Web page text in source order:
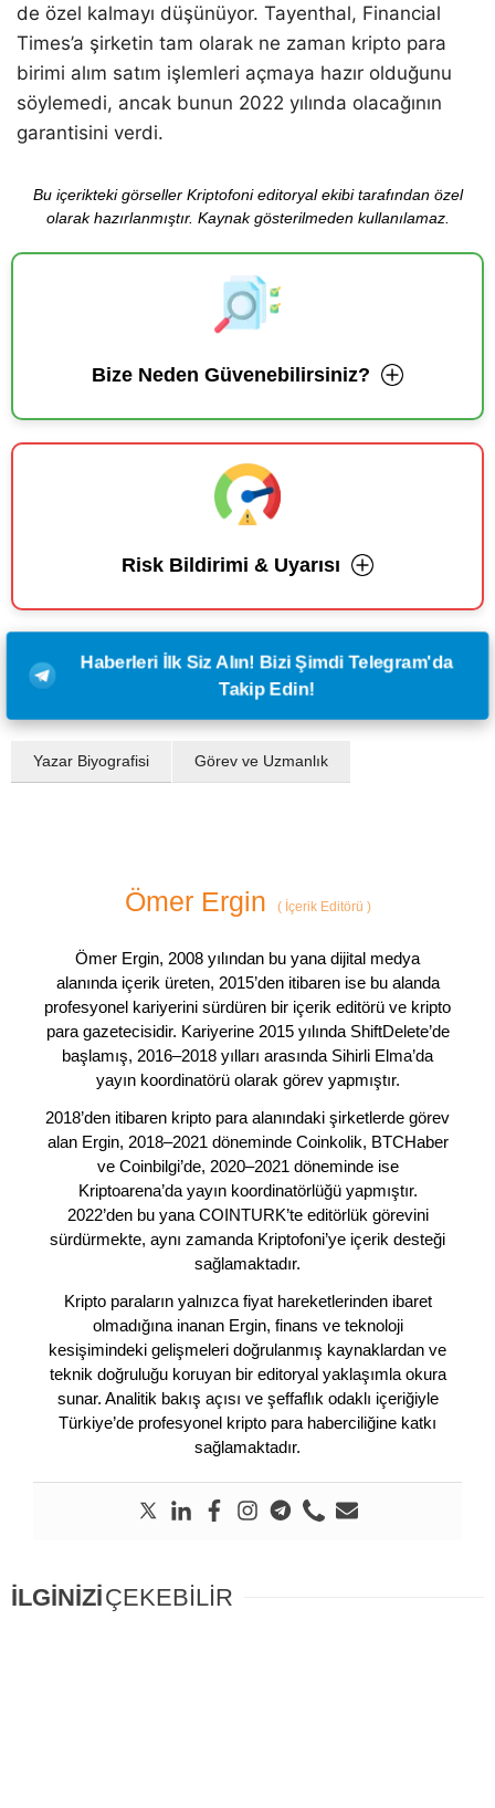
de özel kalmayı düşünüyor. Tayenthal, Financial
Times’a şirketin tam olarak ne zaman kripto para
birimi alım satım işlemleri açmaya hazır olduğunu
söylemedi, ancak bunun 2022 yılında olacağının
garantisini verdi.
Bu içerikteki görseller Kriptofoni editoryal ekibi tarafından özel
olarak hazırlanmıştır. Kaynak gösterilmeden kullanılamaz.
Bize Neden Güvenebilirsiniz?
Risk Bildirimi & Uyarısı
Haberleri İlk Siz Alın! Bizi Şimdi Telegram'da
Takip Edin!
Yazar Biyografisi Görev ve Uzmanlık
Ömer Ergin (İçerik Editörü )
Ömer Ergin, 2008 yılından bu yana dijital medya
alanında içerik üreten, 2015’den itibaren ise bu alanda
profesyonel kariyerini sürdüren bir içerik editörü ve kripto
para gazetecisidir. Kariyerine 2015 yılında ShiftDelete’de
başlamış, 2016–2018 yılları arasında Sihirli Elma’da
yayın koordinatörü olarak görev yapmıştır.
2018’den itibaren kripto para alanındaki şirketlerde görev
alan Ergin, 2018–2021 döneminde Coinkolik, BTCHaber
ve Coinbilgi’de, 2020–2021 döneminde ise
Kriptoarena’da yayın koordinatörlüğü yapmıştır.
2022’den bu yana COINTURK’te editörlük görevini
sürdürmekte, aynı zamanda Kriptofoni’ye içerik desteği
sağlamaktadır.
Kripto paraların yalnızca fiyat hareketlerinden ibaret
olmadığına inanan Ergin, finans ve teknoloji
kesişimindeki gelişmeleri doğrulanmış kaynaklardan ve
teknik doğruluğu koruyan bir editoryal yaklaşımla okura
sunar. Analitik bakış açısı ve şeffaflık odaklı içeriğiyle
Türkiye’de profesyonel kripto para haberciliğine katkı
sağlamaktadır.
İLGİNİZİÇEKEBİLİR